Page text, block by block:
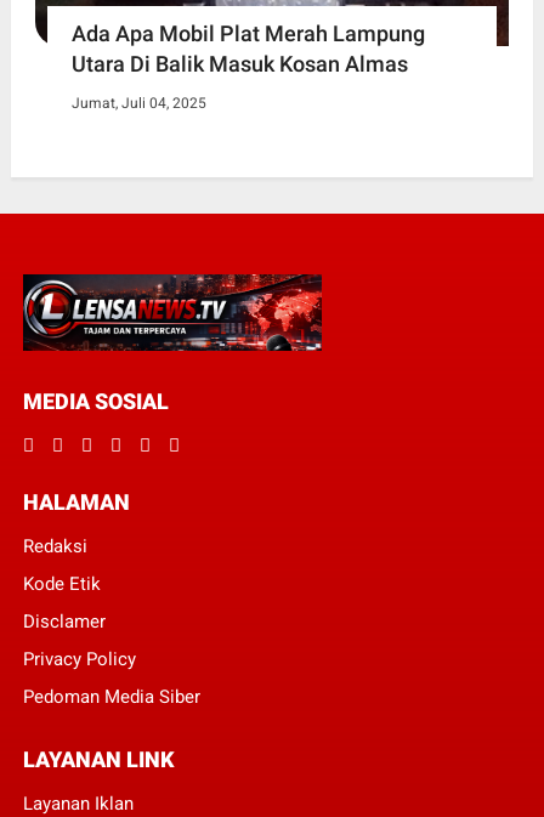
Ada Apa Mobil Plat Merah Lampung
Utara Di Balik Masuk Kosan Almas
Jumat, Juli 04, 2025
MEDIA SOSIAL
HALAMAN
Redaksi
Kode Etik
Disclamer
Privacy Policy
Pedoman Media Siber
LAYANAN LINK
Layanan Iklan